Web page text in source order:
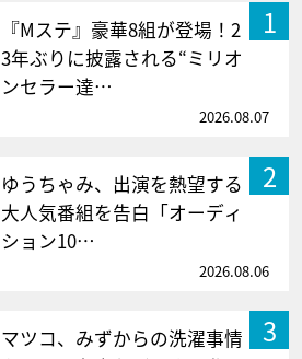
1
『Mステ』豪華8組が登場！2
3年ぶりに披露される“ミリオ
ンセラー達…
2026.08.07
2
ゆうちゃみ、出演を熱望する
大人気番組を告白「オーディ
ション10…
2026.08.06
3
マツコ、みずからの洗濯事情